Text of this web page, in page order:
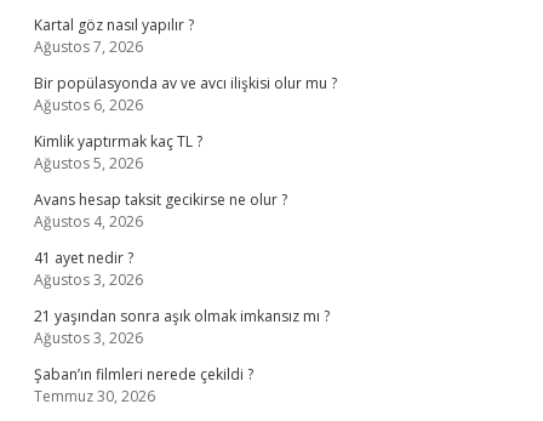
Kartal göz nasıl yapılır ?
Ağustos 7, 2026
Bir popülasyonda av ve avcı ilişkisi olur mu ?
Ağustos 6, 2026
Kimlik yaptırmak kaç TL ?
Ağustos 5, 2026
Avans hesap taksit gecikirse ne olur ?
Ağustos 4, 2026
41 ayet nedir ?
Ağustos 3, 2026
21 yaşından sonra aşık olmak imkansız mı ?
Ağustos 3, 2026
Şaban’ın filmleri nerede çekildi ?
Temmuz 30, 2026